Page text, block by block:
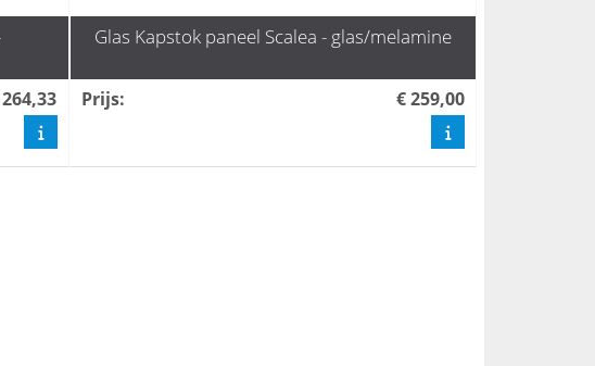
Glas Kapstok paneel Scalea - glas/melamine
Prijs: € 259,00